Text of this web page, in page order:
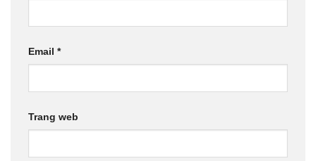
Email *
Trang web